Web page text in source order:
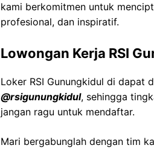
kami berkomitmen untuk
profesional, dan inspiratif.
Lowongan Kerja RSI
Loker RSI Gunungkidul di dapat
@rsigunungkidul, sehingga
jangan ragu untuk mendaftar.
Mari bergabunglah dengan tim